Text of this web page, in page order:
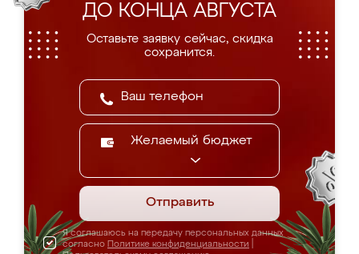
ДО КОНЦА АВГУСТА
Оставьте заявку сейчас, скидка
сохранится.
Желаемый бюджет
Отправить
Я соглашаюсь на передачу персональных данных
согласно Политике конфиденциальности